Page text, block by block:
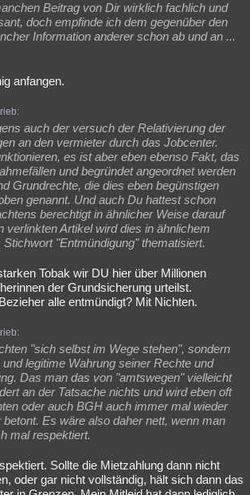
Beitrag von Dir wirklich fachlich und
doch empfinde ich dem gegenüber den
Information anderer schon ab und an ...
anfangen.
auch der versuch der Relativierung der
an den vermieter durch das Jobcenter.
es ist aber eben ebenso Fakt, das
und begründet angeordnet werden
Grundrechte, die dies eben begünstigen
genannt. Und auch Du hattest schon
berechtigt in ähnlicher Weise darauf
verlinkten Artikel wird dies in ähnlichem
"Entmündigung" thematisiert.
Tobak wir DU hier über Millionen
der Grundsicherung urteilst.
alle entmündigt? Mit Nichten.
"sich selbst im Wege stehen", sondern
legitime Wahrung seiner Rechte und
Das man das von "amtswegen" vielleicht
an der Tatsache nichts und wird eben oft
oder auch BGH auch immer mal wieder
betont. Es wäre also daher nett, wenn man
mal respektiert.
Sollte die Mietzahlung dann nicht
oder gar nicht vollständig, hält sich dann das